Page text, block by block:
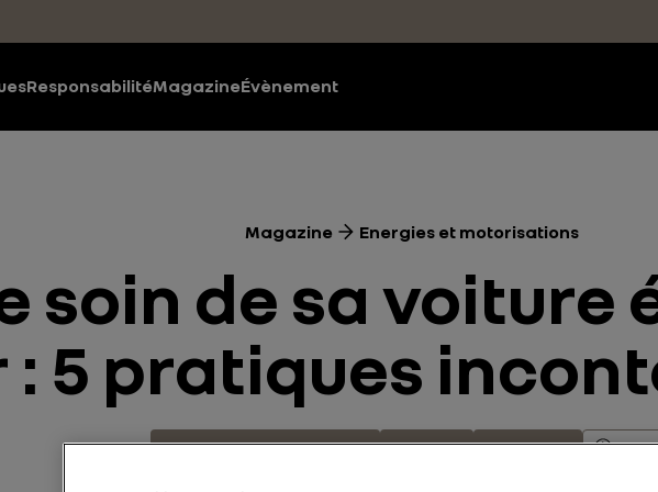
ResponsabilitéMagazineÉvènement
Magazine Energies et motorisations
soin de sa voiture
: 5 pratiques
Energies et motorisations Batterie Electrique 4 min